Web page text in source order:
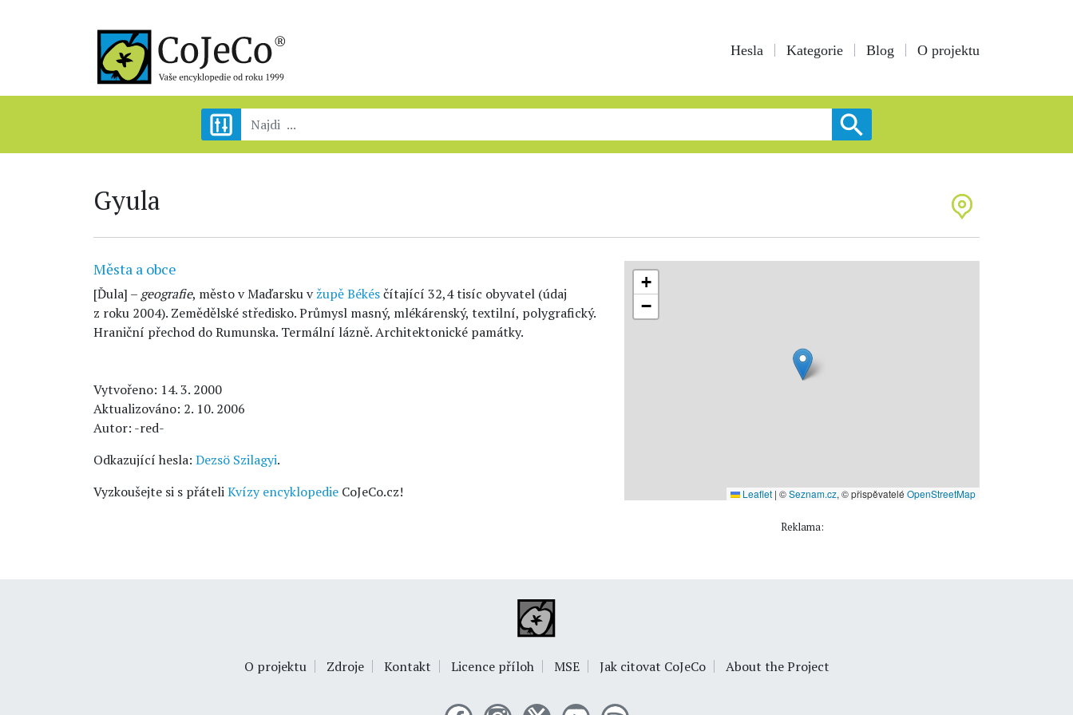
Hesla Kategorie Blog O projektu
Gyula
Města a obce
[Ďula] – geografie, město v Maďarsku vžupěBékésčítající 32,4 tisíc obyvatel (údaj
z roku 2004). Zemědělské středisko. Průmysl masný, mlékárenský, textilní, polygrafický.
Hraniční přechod do Rumunska. Termální lázně. Architektonické památky.
Vytvořeno: 14. 3. 2000
Aktualizováno: 2. 10. 2006
Autor: -red-
Odkazující hesla: Dezsö Szilagyi.
Vyzkoušejte si s přáteliKvízy encyklopedie CoJeCo.cz!
+
−
Leaflet | ©Seznam.cz, © přispěvatelé OpenStreetMap
Reklama:
O projektu Zdroje Kontakt Licence příloh MSE Jak citovat CoJeCo About the Project